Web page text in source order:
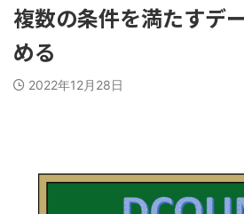
複数の条件を満たすデ
める
2022年12月28日